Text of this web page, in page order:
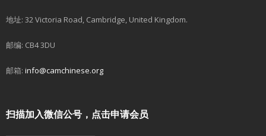
地址: 32 Victoria Road, Cambridge, United Kingdom.
邮编: CB4 3DU
邮箱: info@camchinese.org
扫描加入微信公号，点击申请会员